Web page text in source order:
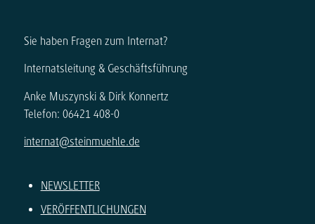
Sie haben Fragen zum Internat?
Internatsleitung & Geschäftsführung
Anke Muszynski & Dirk Konnertz
Telefon: 06421 408-0
internat@steinmuehle.de
NEWSLETTER
VERÖFFENTLICHUNGEN